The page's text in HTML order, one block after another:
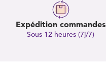
Expédition commandes
Sous 12 heures (7j/7)